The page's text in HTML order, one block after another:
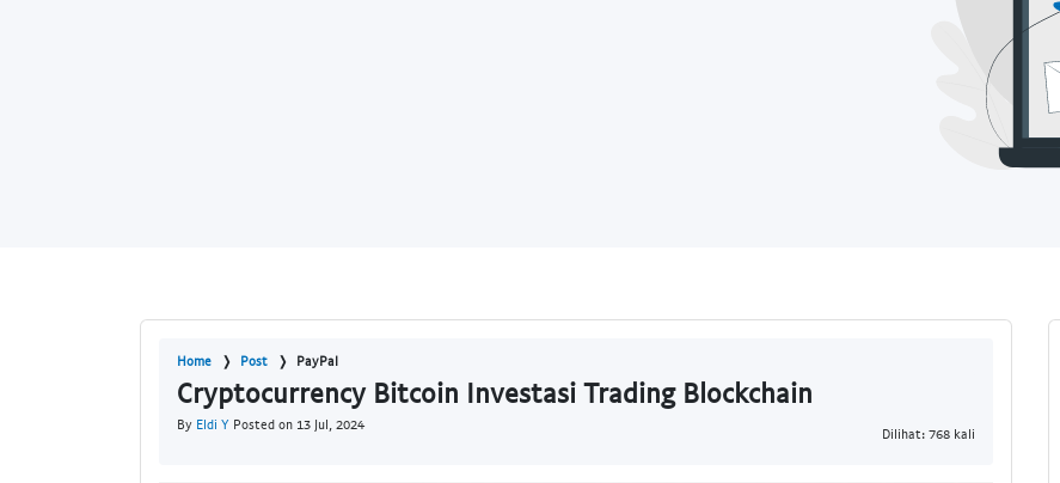
Home Post PayPal
Cryptocurrency Bitcoin Investasi Trading Blockchain
By Eldi Y Posted on 13 Jul, 2024
Dilihat: 768 kali